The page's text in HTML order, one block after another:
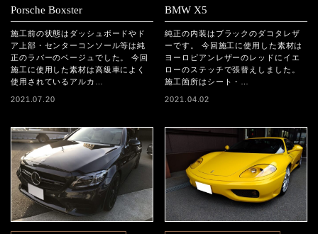
Porsche Boxster
施工前の状態はダッシュボードやド
ア上部・センターコンソール等は純
正のラバーのベージュでした。 今回
施工に使用した素材は高級車によく
使用されているアルカ…
2021.07.20
BMW X5
純正の内装はブラックのダコタレザ
ーです。 今回施工に使用した素材は
ヨーロピアンレザーのレッドにイエ
ローのステッチで張替えしました。
施工箇所はシート・…
2021.04.02